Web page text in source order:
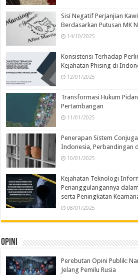
Sisi Negatif Perjanjian
Berdasarkan Putusan MK
14/10/2025
Konsistensi Terhadap
Kejahatan Phising di
12/01/2025
Transformasi Hukum
Pertambangan
11/01/2025
Penerapan Sistem
Indonesia, Perbandingan
10/01/2025
Kejahatan Teknologi
Penanggulangannya
serta Peningkatan
08/01/2025
Opini
Perebutan Opini Publik:
Jelang Pemilu Rusia